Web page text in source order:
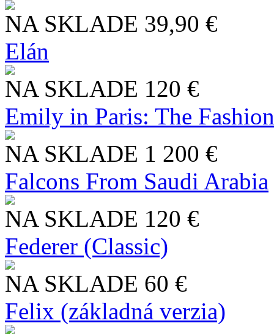
NA SKLADE 39,90 €
Elán
NA SKLADE 120 €
Emily in Paris: The
NA SKLADE 1 200 €
Falcons From Saudi Arabia
NA SKLADE 120 €
Federer (Classic)
NA SKLADE 60 €
Felix (základná verzia)